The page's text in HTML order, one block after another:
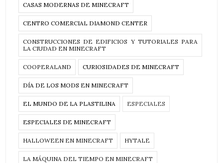
CASAS MODERNAS DE MINECRAFT
CENTRO COMERCIAL DIAMOND CENTER
CONSTRUCCIONES DE EDIFICIOS Y TUTORIALES PARA
LA CIUDAD EN MINECRAFT
COOPERALAND CURIOSIDADES DE MINECRAFT
DÍA DE LOS MODS EN MINECRAFT
EL MUNDO DE LA PLASTILINA ESPECIALES
ESPECIALES DE MINECRAFT
HALLOWEEN EN MINECRAFT HYTALE
LA MÁQUINA DEL TIEMPO EN MINECRAFT